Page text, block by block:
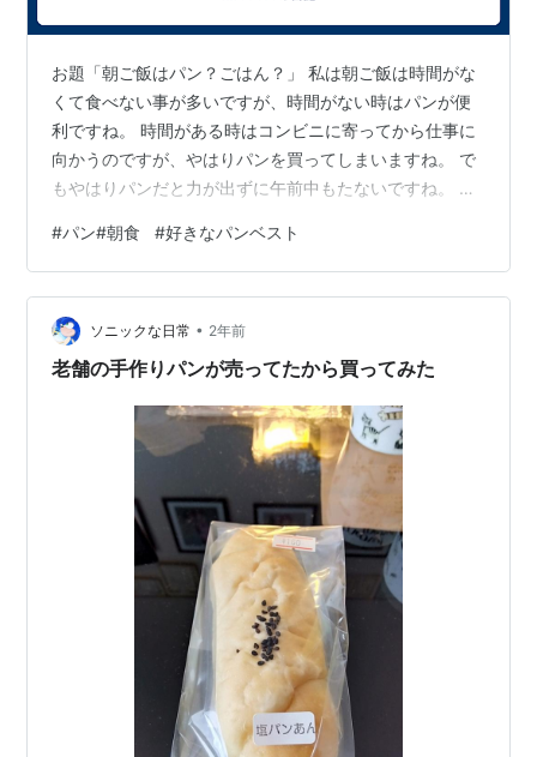
お題「朝ご飯はパン？ごはん？」 私は朝ご飯は時間がな
くて食べない事が多いですが、時間がない時はパンが便
利ですね。 時間がある時はコンビニに寄ってから仕事に
向かうのですが、やはりパンを買ってしまいますね。 で
もやはりパンだと力が出ずに午前中もたないですね。 私
欠かせないですね、今コンビニでもいろいろな種類のカ
レーパンが売っているので一通りは買ってしまいます
ね。 ホットドックですね。 ホットドックもカレーパンと
一緒にセットで買ってしまいますね。 コロッケパンです
ね。 これも定番ついつい買ってしまいますね。私はコッ
#パン#朝食 #好きなパンベスト
ソニックな日常 • 2年前
老舗の手作りパンが売ってたから買ってみた